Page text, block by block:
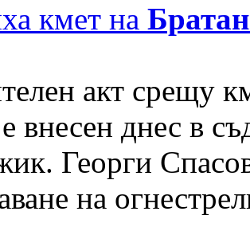
кмет на
акт срещу
внесен днес в
Георги
на